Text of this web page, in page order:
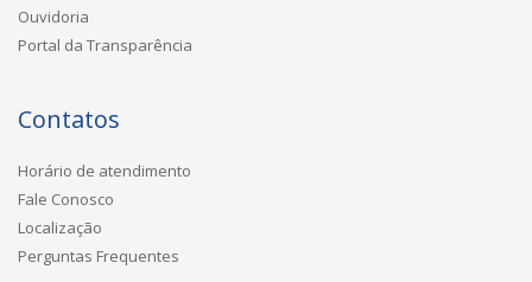
Ouvidoria
Portal da Transparência
Contatos
Horário de atendimento
Fale Conosco
Localização
Perguntas Frequentes